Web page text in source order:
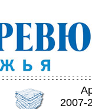
2007-